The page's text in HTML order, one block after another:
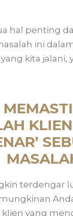
hal penting
ini
kita jalani,
terdengar
yang